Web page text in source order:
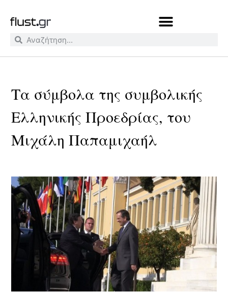
Τα σύμβολα της συμβολικής
Ελληνικής Προεδρίας, του
Μιχάλη Παπαμιχαήλ